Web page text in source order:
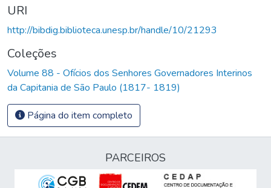
URI
http://bibdig.biblioteca.unesp.br/handle/10/21293
Coleções
Volume 88 - Ofícios dos Senhores Governadores Interinos
da Capitania de São Paulo (1817- 1819)
Página do item completo
PARCEIROS